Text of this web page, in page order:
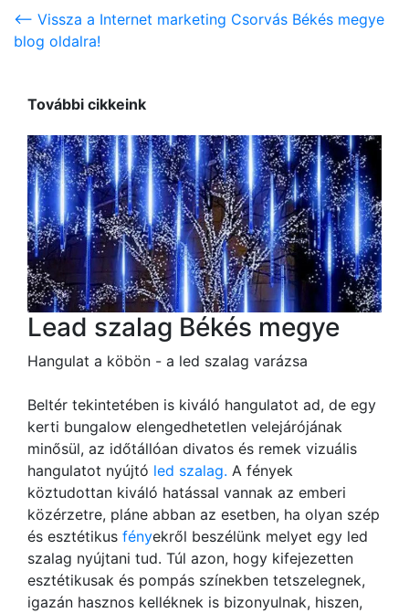
<-- Vissza a Internet marketing Csorvás Békés megye
blog oldalra!
További cikkeink
Lead szalag Békés megye
Hangulat a köbön - a led szalag varázsa
Beltér tekintetében is kiváló hangulatot ad, de egy
kerti bungalow elengedhetetlen velejárójának
minősül, az időtállóan divatos és remek vizuális
hangulatot nyújtó led szalag. A fények
köztudottan kiváló hatással vannak az emberi
közérzetre, pláne abban az esetben, ha olyan szép
és esztétikus fényekről beszélünk melyet egy led
szalag nyújtani tud. Túl azon, hogy kifejezetten
esztétikusak és pompás színekben tetszelegnek,
igazán hasznos kelléknek is bizonyulnak, hiszen,